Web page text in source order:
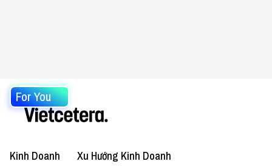
For You
Kinh Doanh Xu Hướng Kinh Doanh